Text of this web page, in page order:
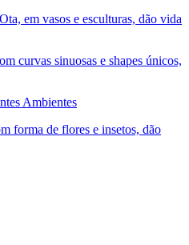
em vasos e esculturas, dão vida
curvas sinuosas e shapes únicos,
Ambientes
forma de flores e insetos, dão